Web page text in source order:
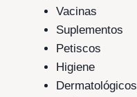
Vacinas
Suplementos
Petiscos
Higiene
Dermatológicos